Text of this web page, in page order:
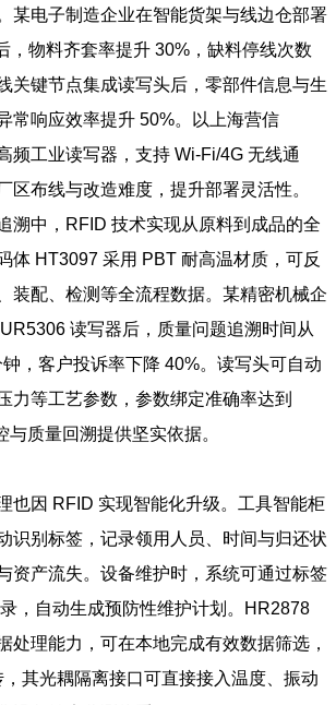
某电子制造企业在智能货架与线边仓部署
，物料齐套率提升 30%，缺料停线次数
关键节点集成读写头后，零部件信息与生
常响应效率提升 50%。以上海营信
频工业读写器，支持 Wi‑Fi/4G 无线通
区布线与改造难度，提升部署灵活性。
溯中，RFID 技术实现从原料到成品的全
体 HT3097 采用 PBT 耐高温材质，可反
装配、检测等全流程数据。某精密机械企
读写器后，质量问题追溯时间从
，客户投诉率下降 40%。读写头可自动
力等工艺参数，参数绑定准确率达到
质量回溯提供坚实依据。
也因 RFID 实现智能化升级。工具智能柜
识别标签，记录领用人员、时间与归还状
资产流失。设备维护时，系统可通过标签
，自动生成预防性维护计划。HR2878
处理能力，可在本地完成有效数据筛选，
其光耦隔离接口可直接接入温度、振动